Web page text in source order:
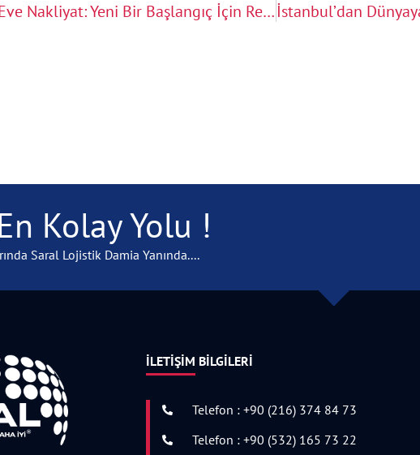
Norveç Uluslararası Evden Eve Nakliyat: Yeni Bir Başlangıç İçin Rehber
Kolay Yolu !
Saral Lojistik Damia Yanında....
İLETIŞIM BILGILERI
Telefon : +90 (216) 374 84 73
Telefon : +90 (532) 165 73 22